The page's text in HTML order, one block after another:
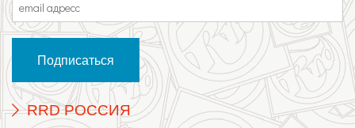
RRD РОССИЯ